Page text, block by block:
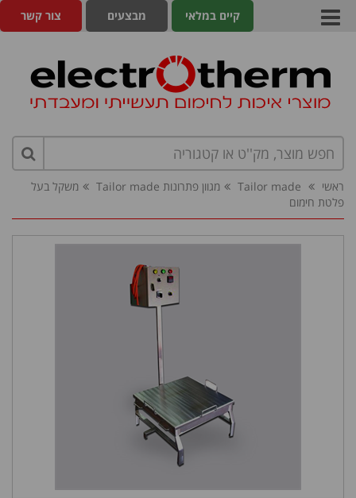
צור קשר מבצעים קיים במלאי
ראשי Tailor made מגוון פתרונות Tailor made
משקל בעל
פלטת חימום